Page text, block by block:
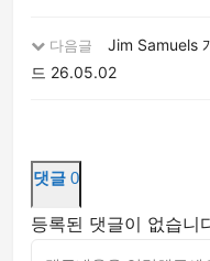
다음글
Jim Samuels
드 26.05.02
댓글 0
등록된 댓글이 없습니